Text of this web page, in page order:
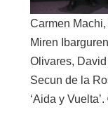
Carmen
Miren
Olivares,
Secun de la
‘Aida y